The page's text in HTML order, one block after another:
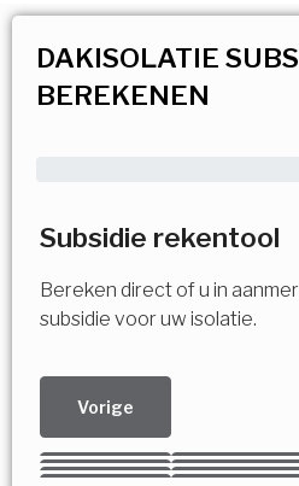
DAKISOLATIE
BEREKENEN
Subsidie rekentool
Bereken direct of u in
subsidie voor uw isolatie.
Vorige
Kies uw